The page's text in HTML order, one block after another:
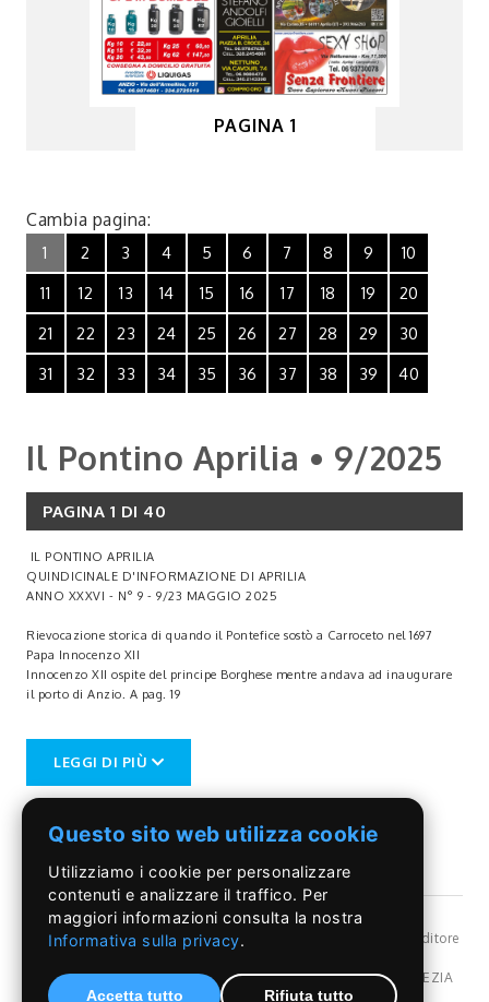
PAGINA 1
Cambia pagina:
1 2 3 4 5 6 7 8 9
10
11
12 13 14 15 16 17 18 19
20
21
22 23 24 25 26 27 28 29
30
31
32 33 34 35 36 37 38 39 40
Il Pontino Aprilia • 9/2025
PAGINA 1 DI 40
IL PONTINO APRILIA
QUINDICINALE D'INFORMAZIONE DI APRILIA
ANNO XXXVI - N° 9 - 9/23 MAGGIO 2025
Rievocazione storica di quando il Pontefice sostò a Carroceto nel 1697
Papa Innocenzo XII
Innocenzo XII ospite del principe Borghese mentre andava ad inaugurare
il porto di Anzio. A pag. 19
Traguardo importante per l’artista apriliano
Gli 80 di Cottiga
LEGGI DI PIÙ
©Il Pontino- Reg, Trib. Roma n.399/86 - Angelo Capriotti Editore
Dir. resp Angelo Capriotti - Redazione: Via Pordenone,17 POMEZIA
(Rm) Italy - Tel.069107107 - 328.6838080 - e-mail:
Questo sito web utilizza cookie
Utilizziamo i cookie per personalizzare
contenuti e analizzare il traffico. Per
maggiori informazioni consulta la nostra
Informativa sulla privacy.
Accetta tutto Rifiuta tutto